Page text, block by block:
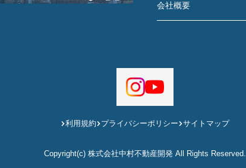
会社概要
利用規約 プライバシーポリシー サイトマップ
Copyright(c) 株式会社中村不動産開発 All Rights Reserved.